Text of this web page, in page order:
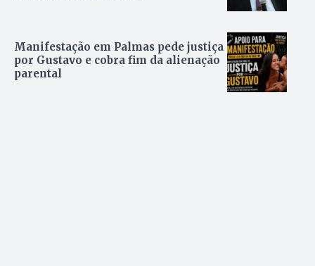
Manifestação em Palmas pede justiça
por Gustavo e cobra fim da alienação
parental